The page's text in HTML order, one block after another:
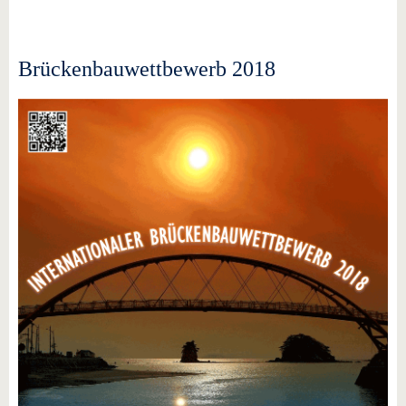
Brückenbauwettbewerb 2018